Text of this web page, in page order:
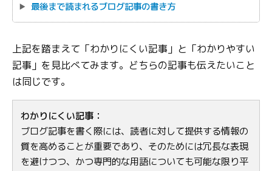
最後まで読まれるブログ記事の書き方
上記を踏まえて「わかりにくい記事」と「わかりやすい
記事」を見比べてみます。どちらの記事も伝えたいこと
は同じです。
わかりにくい記事：
ブログ記事を書く際には、読者に対して提供する情報の
質を高めることが重要であり、そのためには冗長な表現
を避けつつ、かつ専門的な用語についても可能な限り平